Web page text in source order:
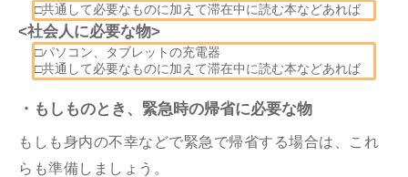
□共通して必要なものに加えて滞在中に読む本などあれば
<社会人に必要な物>
□パソコン、タブレットの充電器
□共通して必要なものに加えて滞在中に読む本などあれば
・もしものとき、緊急時の帰省に必要な物
もしも身内の不幸などで緊急で帰省する場合は、これ
らも準備しましょう。